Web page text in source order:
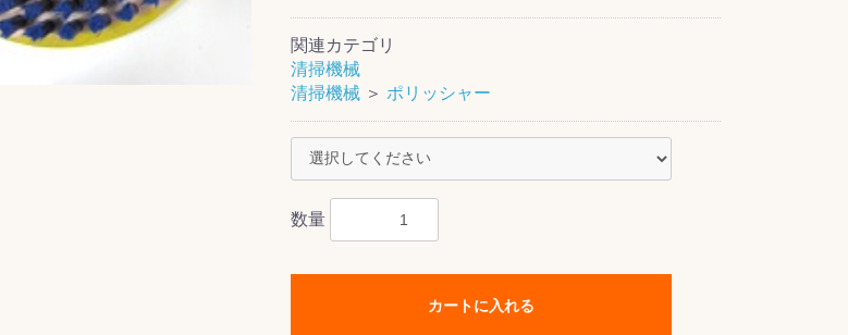
関連カテゴリ
清掃機械
清掃機械 ＞ ポリッシャー
数量
カートに入れる